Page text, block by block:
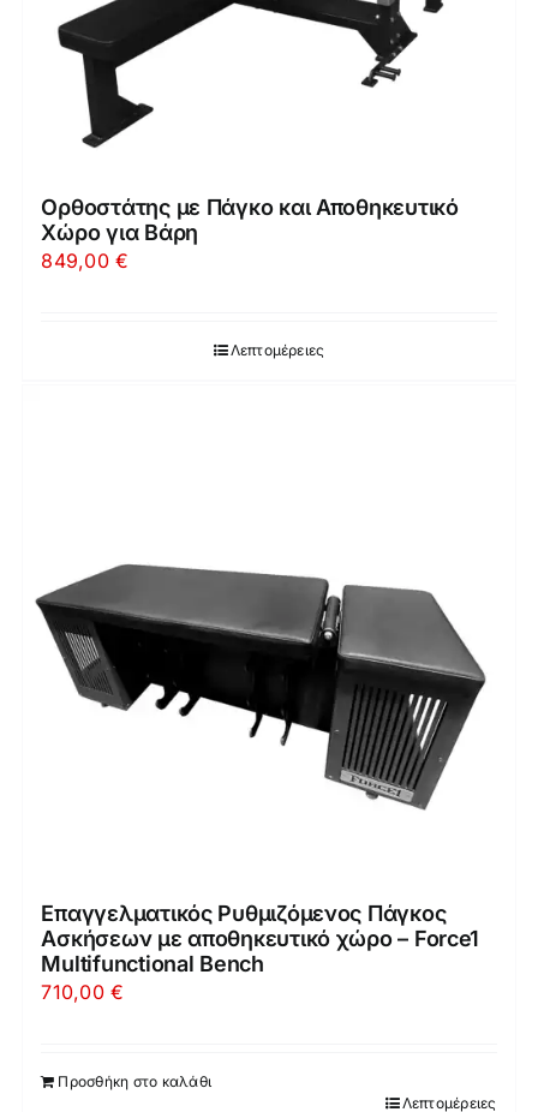
Ορθοστάτης με Πάγκο και Αποθηκευτικό
Χώρο για Βάρη
849,00€
Λεπτομέρειες
Επαγγελματικός Ρυθμιζόμενος Πάγκος
Ασκήσεων με αποθηκευτικό χώρο – Force1
Multifunctional Bench
710,00€
Προσθήκη στο καλάθι
Λεπτομέρειες